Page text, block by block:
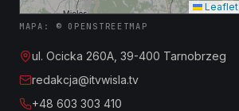
Leaflet
MAPA: © OPENSTREETMAP
ul. Ocicka 260A, 39-400 Tarnobrzeg
redakcja@itvwisla.tv
+48 603 303 410